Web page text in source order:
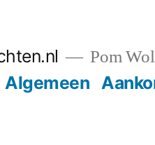
Pom
Algemeen